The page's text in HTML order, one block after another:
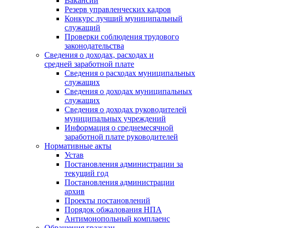
Резерв управленческих кадров
Конкурс лучший муниципальный
служащий
Проверки соблюдения трудового
законодательства
Сведения о доходах, расходах и
средней заработной плате
Сведения о расходах муниципальных
служащих
Сведения о доходах муниципальных
служащих
Сведения о доходах руководителей
муниципальных учреждений
Информация о среднемесячной
заработной плате руководителей
Нормативные акты
Устав
Постановления администрации за
текущий год
Постановления администрации
архив
Проекты постановлений
Порядок обжалования НПА
Антимонопольный комплаенс